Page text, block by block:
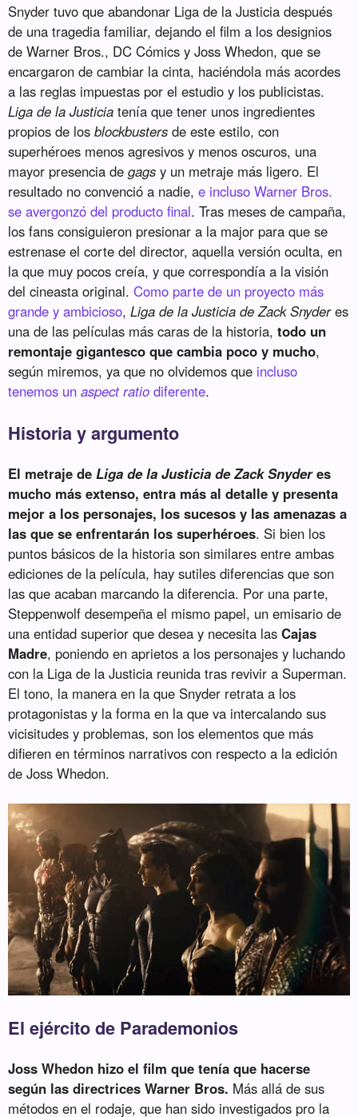
Snyder tuvo que abandonar Liga de la Justicia después
de una tragedia familiar, dejando el film a los designios
de Warner Bros., DC Cómics y Joss Whedon, que se
encargaron de cambiar la cinta, haciéndola más acordes
a las reglas impuestas por el estudio y los publicistas.
Liga de la Justicia tenía que tener unos ingredientes
propios de losblockbusters de este estilo, con
superhéroes menos agresivos y menos oscuros, una
mayor presencia degags y un metraje más ligero. El
resultado no convenció a nadie,e incluso Warner Bros.
se avergonzó del producto final. Tras meses de campaña,
los fans consiguieron presionar a la major para que se
estrenase el corte del director, aquella versión oculta, en
la que muy pocos creía, y que correspondía a la visión
del cineasta original.Como parte de un proyecto más
grande y ambicioso,Liga de la Justicia de Zack Snyderes
una de las películas más caras de la historia,todo un
remontaje gigantesco que cambia poco y mucho,
según miremos, ya que no olvidemos que incluso
tenemos unaspect ratio diferente.
Historia y argumento
El metraje de Liga de la Justicia de Zack Snyderes
mucho más extenso, entra más al detalle y presenta
mejor a los personajes, los sucesos y las amenazas a
las que se enfrentarán los superhéroes. Si bien los
puntos básicos de la historia son similares entre ambas
ediciones de la película, hay sutiles diferencias que son
las que acaban marcando la diferencia. Por una parte,
Steppenwolf desempeña el mismo papel, un emisario de
una entidad superior que desea y necesita lasCajas
Madre, poniendo en aprietos a los personajes y luchando
con la Liga de la Justicia reunida tras revivir a Superman.
El tono, la manera en la que Snyder retrata a los
protagonistas y la forma en la que va intercalando sus
vicisitudes y problemas, son los elementos que más
difieren en términos narrativos con respecto a la edición
de Joss Whedon.
El ejército de Parademonios
Joss Whedon hizo el film que tenía que hacerse
según las directrices Warner Bros. Más allá de sus
métodos en el rodaje, que han sido investigados pro la